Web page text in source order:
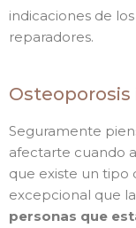
indicaciones de
reparadores.
Seguramente
afectarte cuando
que existe un tipo
excepcional que
personas que